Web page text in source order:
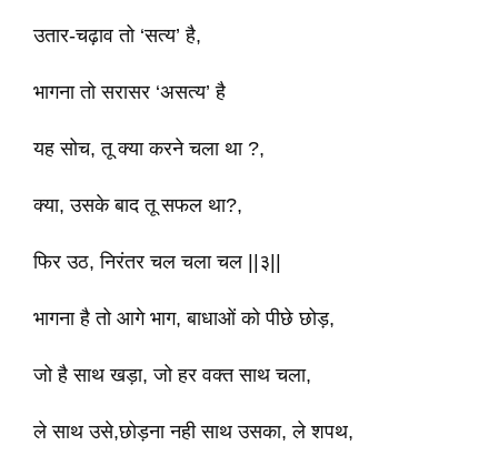
उतार-चढ़ाव तो ‘सत्य’ है,
भागना तो सरासर ‘असत्य’ है
यह सोच, तू क्या करने चला था ?,
क्या, उसके बाद तू सफल था?,
फिर उठ, निरंतर चल चला चल ||३||
भागना है तो आगे भाग, बाधाओं को पीछे छोड़,
जो है साथ खड़ा, जो हर वक्त साथ चला,
ले साथ उसे,छोड़ना नही साथ उसका, ले शपथ,